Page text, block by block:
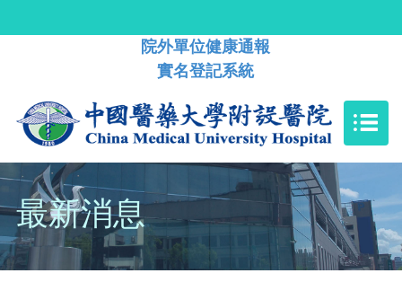
院外單位健康通報
實名登記系統
最新消息